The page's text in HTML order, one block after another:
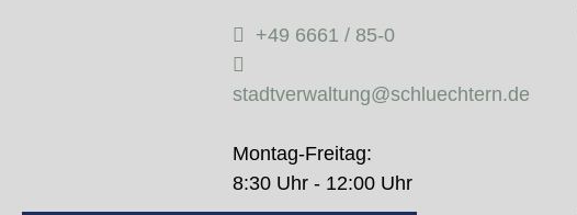
+49 6661 / 85-0
stadtverwaltung@schluechtern.de
Montag-Freitag:
8:30 Uhr - 12:00 Uhr